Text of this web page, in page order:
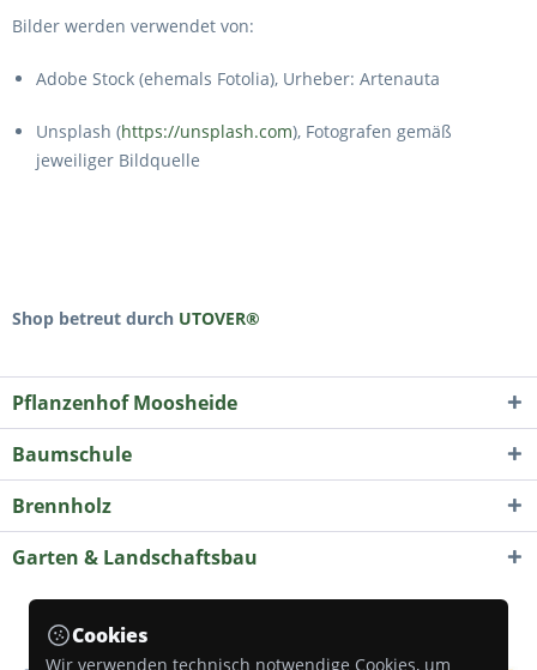
Bilder werden verwendet von:
Adobe Stock (ehemals Fotolia), Urheber: Artenauta
Unsplash (https://unsplash.com), Fotografen gemäß
jeweiliger Bildquelle
Shop betreut durch UTOVER®
Pflanzenhof Moosheide
Baumschule
Brennholz
Garten & Landschaftsbau
Cookies
Wir verwenden technisch notwendige Cookies, um